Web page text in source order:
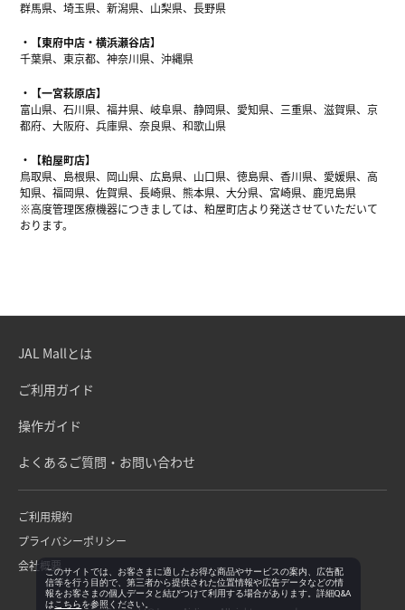
群馬県、埼玉県、新潟県、山梨県、長野県
【東府中店・横浜瀬谷店】
千葉県、東京都、神奈川県、沖縄県
【一宮萩原店】
富山県、石川県、福井県、岐阜県、静岡県、愛知県、三重県、滋賀県、京
都府、大阪府、兵庫県、奈良県、和歌山県
【粕屋町店】
鳥取県、島根県、岡山県、広島県、山口県、徳島県、香川県、愛媛県、高
知県、福岡県、佐賀県、長崎県、熊本県、大分県、宮崎県、鹿児島県
※高度管理医療機器につきましては、粕屋町店より発送させていただいて
おります。
JAL Mallとは
ご利用ガイド
操作ガイド
よくあるご質問・お問い合わせ
ご利用規約
プライバシーポリシー
会社概要このサイトでは、お客さまに適したお得な商品やサービスの案内、広告配
信等を行う目的で、第三者から提供された位置情報や広告データなどの情
報をお客さまの個人データと結びつけて利用する場合があります。詳細Q&A
は こちらを参照ください。